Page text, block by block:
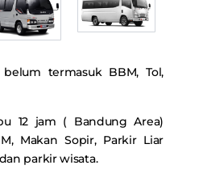
termasuk BBM, Tol,
12 jam ( Bandung Area)
Makan Sopir, Parkir Liar
parkir wisata.